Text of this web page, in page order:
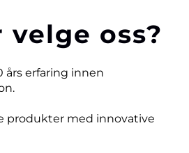
velge oss?
års erfaring innen
produkter med innovative